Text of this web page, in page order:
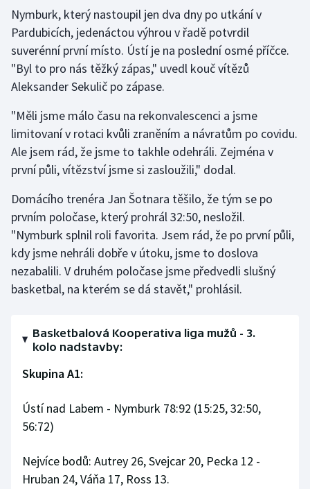
Jezdectví
Judo
Krasobruslení
Lezení
Lyže a snowboard
Moderní pětiboj
Motorsport
Olympijské hry
Parasport
Plážový volejbal
Ragby
Rychlobruslení
Short track
Nymburk, který nastoupil jen dva dny po utkání v
Pardubicích, jedenáctou výhrou v řadě potvrdil
suverénní první místo. Ústí je na poslední osmé příčce.
"Byl to pro nás těžký zápas," uvedl kouč vítězů
Aleksander Sekulič po zápase.
"Měli jsme málo času na rekonvalescenci a jsme
limitovaní v rotaci kvůli zraněním a návratům po covidu.
Ale jsem rád, že jsme to takhle odehráli. Zejména v
první půli, vítězství jsme si zasloužili," dodal.
Domácího trenéra Jan Šotnara těšilo, že tým se po
prvním poločase, který prohrál 32:50, nesložil.
"Nymburk splnil roli favorita. Jsem rád, že po první půli,
kdy jsme nehráli dobře v útoku, jsme to doslova
nezabalili. V druhém poločase jsme předvedli slušný
basketbal, na kterém se dá stavět," prohlásil.
Basketbalová Kooperativa liga mužů - 3.
kolo nadstavby:
Skupina A1:
Ústí nad Labem - Nymburk 78:92 (15:25, 32:50,
56:72)
Nejvíce bodů: Autrey 26, Svejcar 20, Pecka 12 -
Hruban 24, Váňa 17, Ross 13.